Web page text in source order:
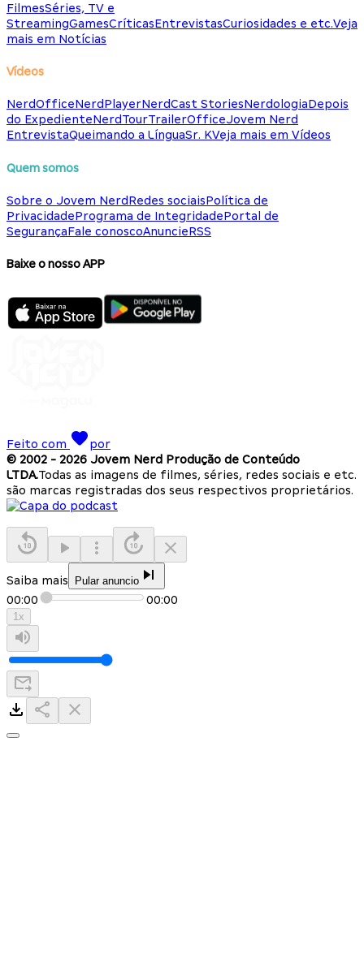
FilmesSéries, TV e
StreamingGamesCríticasEntrevistasCuriosidades e etc.Veja
mais em Notícias
Vídeos
NerdOfficeNerdPlayerNerdCast StoriesNerdologiaDepois
do ExpedienteNerdTourTrailerOfficeJovem Nerd
EntrevistaQueimando a LínguaSr. KVeja mais em Vídeos
Quem somos
Sobre o Jovem NerdRedes sociaisPolítica de
PrivacidadePrograma de IntegridadePortal de
SegurançaFale conoscoAnuncieRSS
Baixe o nosso APP
Feito com
por
© 2002 - 2026 Jovem Nerd Produção de Conteúdo
LTDA.Todas as imagens de filmes, séries, redes sociais e etc.
são marcas registradas dos seus respectivos proprietários.
Saiba mais Pular anuncio
00:00 00:00
1x